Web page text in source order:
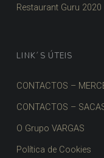
Restaurant Guru 2020
LINK´S ÚTEIS
CONTACTOS –
CONTACTOS –
O Grupo VARGAS
Política de Cookies